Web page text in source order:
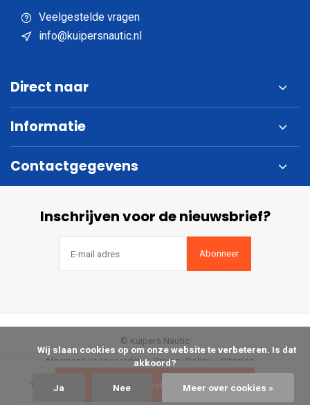
Bestellen
Veelgestelde vragen
info@kuipersnautic.nl
Direct naar
Informatie
Contactgegevens
Inschrijven voor de nieuwsbrief?
Abonneer
Algemene voorwaarden Privacy Policy Sitemap
© Kuipers Nautic
akkoord?
Ja Nee Meer over cookies »